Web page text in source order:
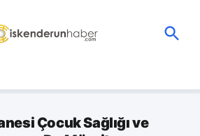
Çocuk Sağlığı ve